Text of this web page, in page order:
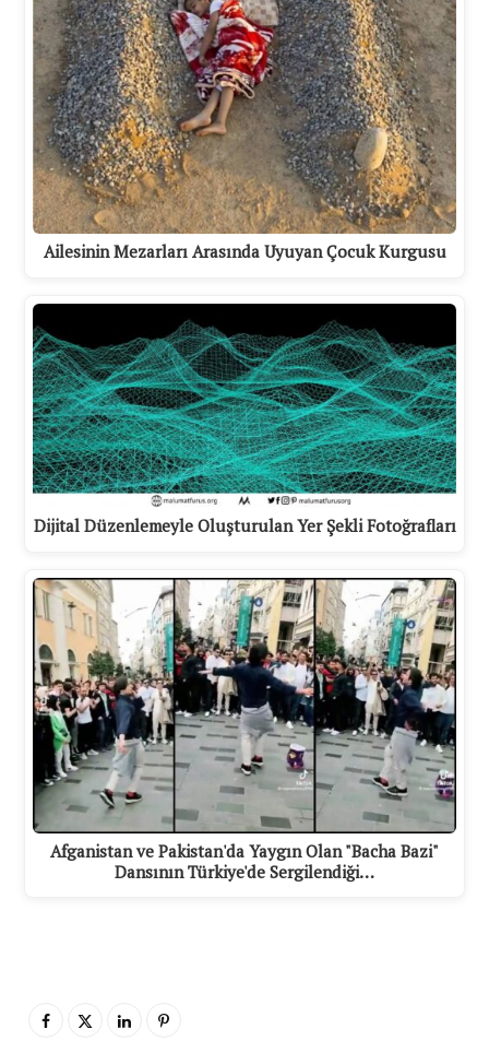
Ailesinin Mezarları Arasında Uyuyan Çocuk Kurgusu
Dijital Düzenlemeyle Oluşturulan Yer Şekli Fotoğrafları
Afganistan ve Pakistan'da Yaygın Olan "Bacha Bazi"
Dansının Türkiye'de Sergilendiği…